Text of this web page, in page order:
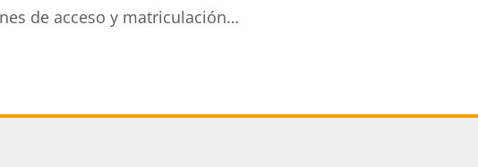
de acceso y matriculación…